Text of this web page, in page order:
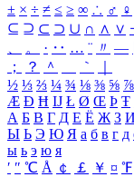
± × ÷ ≠ ≤ ≥ ∞ ∴ ♂ ♀
⊆ ⊇ ⊂ ⊃ ∪ ∩ ∧ ∨
、
。 · ‥ … ¨ 〃 ―
；
？ ＾ ｀
½ ⅓ ⅔ ¼ ¾ ⅛ ⅜ ⅝ ⅞
Æ Ð Ħ Ĳ Ł Ø Œ Þ Ŧ
А Б В Г Д Е Ё Ж З И
Ы Ь Э Ю Я а б в г д
ы ь э ю я
′ ″ ℃ Å ￠ ￡ ￥ ¤ ℉